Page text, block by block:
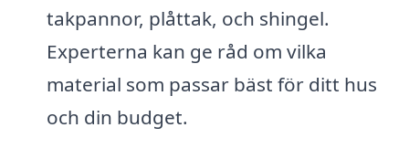
takpannor, plåttak, och shingel.
Experterna kan ge råd om vilka
material som passar bäst för ditt hus
och din budget.